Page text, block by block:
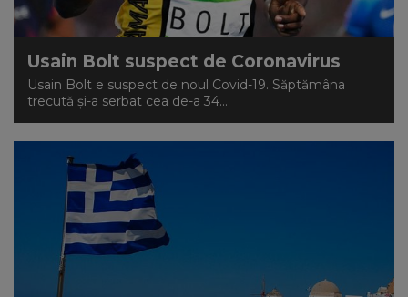
Usain Bolt suspect de Coronavirus
Usain Bolt e suspect de noul Covid-19. Săptămâna
trecută și-a serbat cea de-a 34...